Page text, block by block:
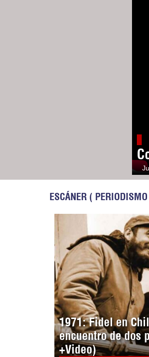
ESCÁNER (
1971: Fidel en
encuentro de dos
+Video)